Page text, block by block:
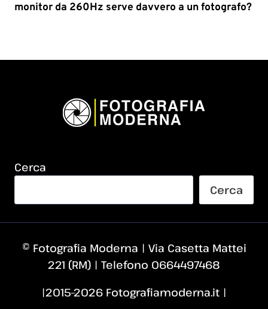
monitor da 260Hz serve davvero a un fotografo?
Cerca
Cerca
© Fotografia Moderna | Via Casetta Mattei
221 (RM) | Telefono 0664497468
|2015–2026 Fotografiamoderna.it |